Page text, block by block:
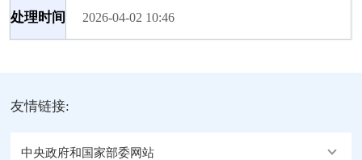
处理时间 2026-04-02 10:46
友情链接:
中央政府和国家部委网站